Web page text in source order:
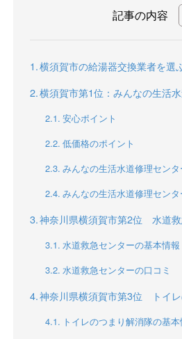
記事の内容
横須賀市の給湯器交換業者を選
横須賀市第1位：みんなの生活
安心ポイント
低価格のポイント
みんなの生活水道修理セン
みんなの生活水道修理センタ
神奈川県横須賀市第2位 水道
水道救急センターの基本情報
水道救急センターの口コミ
神奈川県横須賀市第3位 トイ
トイレのつまり解消隊の基